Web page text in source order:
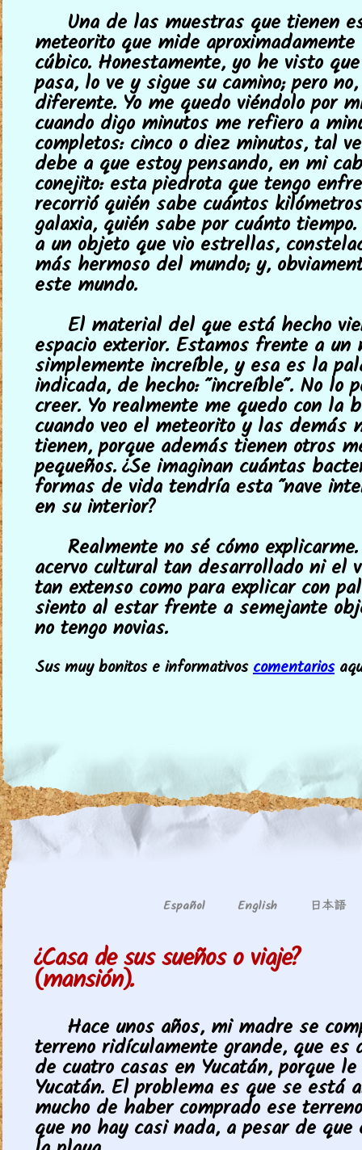
Una de las muestras que tienen
meteorito que mide
cúbico. Honestamente, yo he visto
pasa, lo ve y sigue su camino; pero
diferente. Yo me quedo viéndolo por
cuando digo minutos me refiero a
completos: cinco o diez minutos, tal
debe a que estoy pensando, en mi
conejito: esta piedrota que tengo
recorrió quién sabe cuántos
galaxia, quién sabe por cuánto
a un objeto que vio estrellas,
más hermoso del mundo; y,
este mundo.
El material del que está hecho
espacio exterior. Estamos frente a un
simplemente increíble, y esa es la
indicada, de hecho: "increíble". No lo
creer. Yo realmente me quedo con la
cuando veo el meteorito y las demás
tienen, porque además tienen otros
pequeños. ¿Se imaginan cuántas
formas de vida tendría esta "nave
en su interior?
Realmente no sé cómo
acervo cultural tan desarrollado ni el
tan extenso como para explicar con
siento al estar frente a semejante
no tengo novias.
Sus muy bonitos e informativoscomentarios
Español English 日本語
¿Casa de sus sueños o viaje?
(mansión).
Hace unos años, mi madre se
terreno ridículamente grande, que es
de cuatro casas en Yucatán, porque
Yucatán. El problema es que se está
mucho de haber comprado ese
que no hay casi nada, a pesar de